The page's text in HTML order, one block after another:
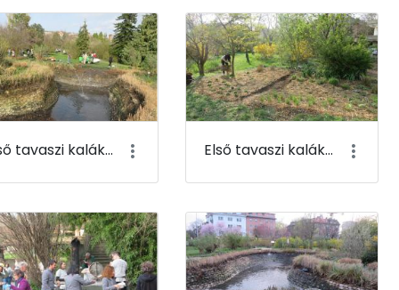
Első tavaszi kaláka 091 Első tavaszi kaláka 092